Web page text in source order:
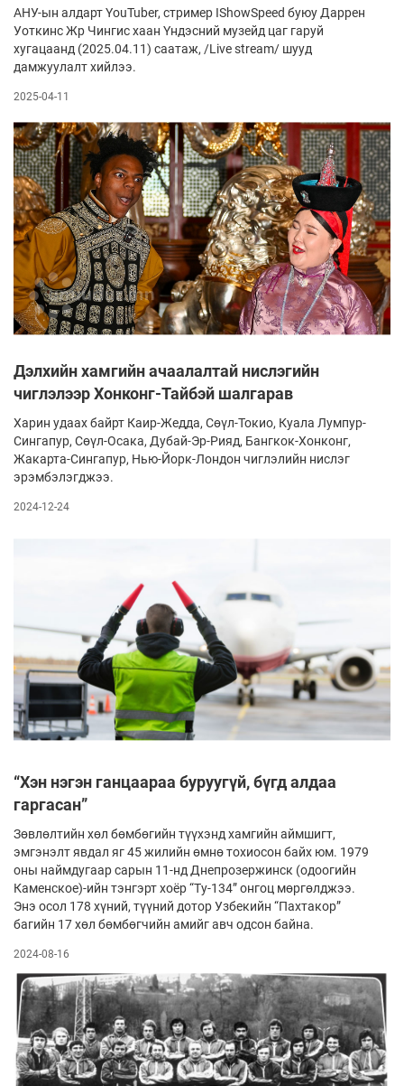
АНУ-ын алдарт YouTuber, стример IShowSpeed буюу Даррен
Уоткинс Жр Чингис хаан Үндэсний музейд цаг гаруй
хугацаанд (2025.04.11) саатаж, /Live stream/ шууд
дамжуулалт хийлээ.
2025-04-11
Дэлхийн хамгийн ачаалалтай нислэгийн
чиглэлээр Хонконг-Тайбэй шалгарав
Харин удаах байрт Каир-Жедда, Сөүл-То­кио, Куала Лумпур-
Сингапур, Сөүл-Осака, Ду­бай-Эр-Рияд, Бангкок-Хонконг,
Жакарта-Син­­гапур, Нью-Йорк-Лондон чиглэлийн нислэг
эрэм­­­бэлэгджээ.
2024-12-24
“Хэн нэгэн ганцаараа буруугүй, бүгд алдаа
гаргасан”
Зөвлөлтийн хөл бөмбөгийн түүхэнд хамгийн аймшигт,
эмгэнэлт явдал яг 45 жилийн өмнө тохиосон байх юм. 1979
оны наймдугаар сарын 11-нд Днепрозержинск (одоогийн
Каменское)-ийн тэнгэрт хоёр “Ту-134” онгоц мөргөлджээ.
Энэ осол 178 хүний, түүний дотор Узбекийн “Пахтакор”
багийн 17 хөл бөмбөгчийн амийг авч одсон байна.
2024-08-16